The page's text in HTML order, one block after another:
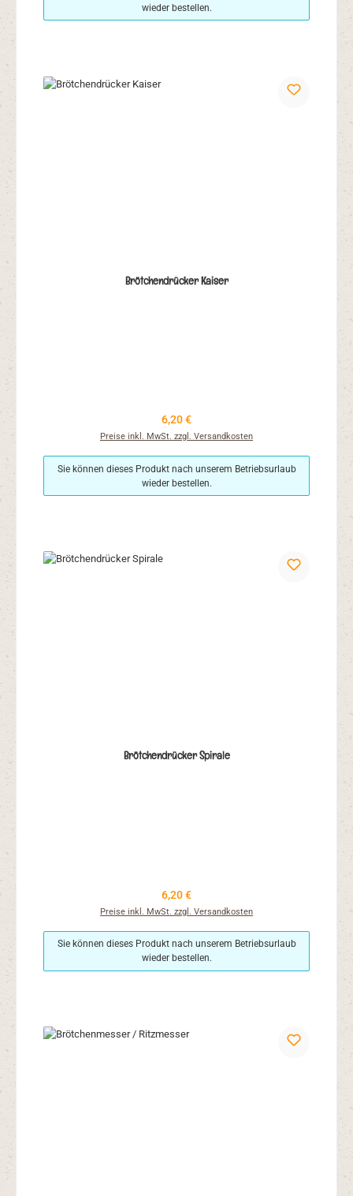
wieder bestellen.
Brötchendrücker Kaiser
Regulärer Preis:
6,20 €
Preise inkl. MwSt. zzgl. Versandkosten
Sie können dieses Produkt nach unserem Betriebsurlaub
wieder bestellen.
Brötchendrücker Spirale
Regulärer Preis:
6,20 €
Preise inkl. MwSt. zzgl. Versandkosten
Sie können dieses Produkt nach unserem Betriebsurlaub
wieder bestellen.